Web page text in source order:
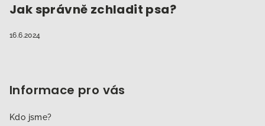
Jak správně zchladit psa?
16.6.2024
Informace pro vás
Kdo jsme?